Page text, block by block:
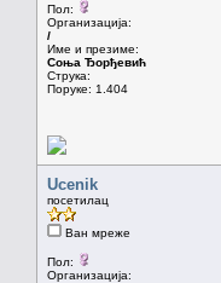
Пол:
Организација:
/
Име и презиме:
Соња Ђорђевић
Струка:
Поруке: 1.404
Ucenik
посетилац
Ван мреже
Пол:
Организација: